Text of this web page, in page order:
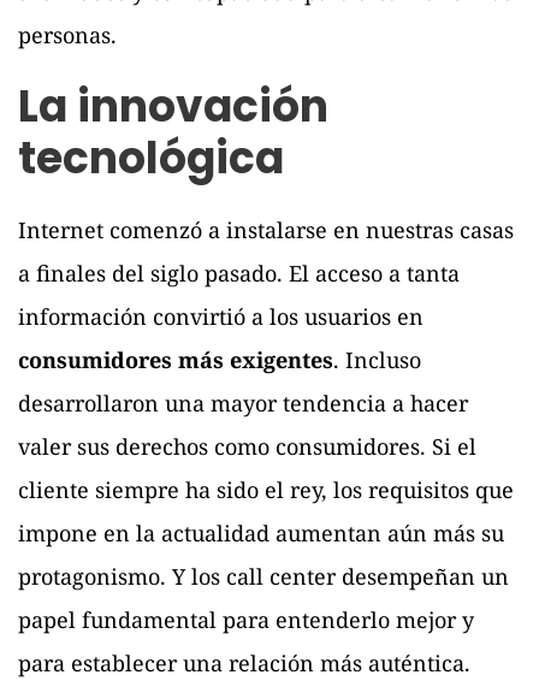
personas.
La innovación
tecnológica
Internet comenzó a instalarse en nuestras casas
a finales del siglo pasado. El acceso a tanta
información convirtió a los usuarios en
consumidores más exigentes. Incluso
desarrollaron una mayor tendencia a hacer
valer sus derechos como consumidores. Si el
cliente siempre ha sido el rey, los requisitos que
impone en la actualidad aumentan aún más su
protagonismo. Y los call center desempeñan un
papel fundamental para entenderlo mejor y
para establecer una relación más auténtica.